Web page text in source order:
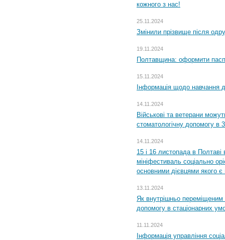
кожного з нас!
25.11.2024
Змінили прізвище після
19.11.2024
Полтавщина: оформити
15.11.2024
Інформація щодо навчання
14.11.2024
Військові та ветерани
стоматологічну допомогу в
14.11.2024
15 і 16 листопада в
мініфестиваль соціально
основними дієвцями якого є
13.11.2024
Як внутрішньо переміщеним
допомогу в стаціонарних
11.11.2024
Інформація управління